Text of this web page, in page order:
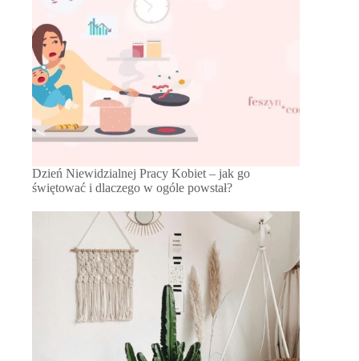
Dzień Niewidzialnej Pracy Kobiet – jak go
świętować i dlaczego w ogóle powstał?